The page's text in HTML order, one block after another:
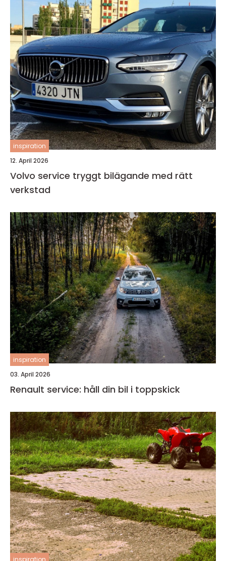
inspiration
12. April 2026
Volvo service tryggt bilägande med rätt
verkstad
inspiration
03. April 2026
Renault service: håll din bil i toppskick
inspiration